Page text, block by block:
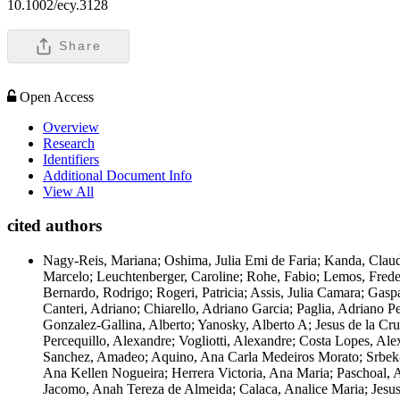
10.1002/ecy.3128
Share
Open Access
Overview
Research
Identifiers
Additional Document Info
View All
cited authors
Nagy-Reis, Mariana; Oshima, Julia Emi de Faria; Kanda, Claudia Zukeran; Palmeira, Francesca Belem Lopes; de Melo, Fabiano Rodrigues; Morato, Ronaldo Goncalves; Bonjorne, Lilian; Magioli, Marcelo; Leuchtenberger, Caroline; Rohe, Fabio; Lemos, Frederico Gemesio; Martello, Felipe; Alves-Eigenheer, Milene; da Silva, Rafaela Aparecida; Silveira dos Santos, Juliana; Priante, Camila Fatima; Bernardo, Rodrigo; Rogeri, Patricia; Assis, Julia Camara; Gaspar, Lucas Pacciullio; Tonetti, Vinicius Rodrigues; Trinca, Cristiano Trape; Ribeiro, Adauto de Souza; Bocchiglieri, Adriana; Hass, Adriani; Canteri, Adriano; Chiarello, Adriano Garcia; Paglia, Adriano Pereira; Pereira, Adriele Aparecida; de Souza, Agnis Cristiane; Gatica, Ailin; Medeiro, Akyllam Zoppi; Eriksson, Alan; Costa, Alan Nilo; Gonzalez-Gallina, Alberto; Yanosky, Alberto A; Jesus de la Cruz, Alejandro; Bertassoni, Alessandra; Bager, Alex; Bovo, Alex Augusto Abreu; Cravino Mol, Alexandra; Bezerra, Alexandra Maria Ramos; Percequillo, Alexandre; Vogliotti, Alexandre; Costa Lopes, Alexandre Martins; Keuroghlian, Alexine; Zuniga Hartley, Alfonso Christopher; Devlin, Allison L; de Paula, Almir; Garcia-Olaechea, Alvaro; Sanchez, Amadeo; Aquino, Ana Carla Medeiros Morato; Srbek-Araujo, Ana Carolina; Ochoa, Ana Cecilia; Tomazzoni, Ana Cristina; Lacerda, Ana Cristyna Reis; Bacellar, Ana Elisa de Faria; Campelo, Ana Kellen Nogueira; Herrera Victoria, Ana Maria; Paschoal, Ana Maria de Oliveira; Potrich, Ana Paula; Gomes, Ana Paula Nascimento; Olimpio, Ana Priscila Medeiros; Cunha Costa, Ana Raissa; Jacomo, Anah Tereza de Almeida; Calaca, Analice Maria; Jesus, Anamelia Souza; de Barros Barban, Ananda; Feijo, Anderson; Pagoto, Anderson; Rolim, Anderson Claudino; Hermann, Andiara Paula; Souza, Andiara Silos Moraes de Castro E; Chein Alonso, Andre; Monteiro, Andre; Mendonca, Andre Faria; Luza, Andre Luis; Moura, Andre Luis Botelho; da Silva, Andre Luiz Ferreira; Lanna, Andre Monnerat; Antunes, Andre Pinassi; Nunes, Andre Valle; Dechner, Andrea; Carvalho, Andrea Siqueira; Novaro, Andres Jose; Scabin, Andressa Barbara; Gatti, Andressa; Nobre, Andrezza Bellotto; Montanarin, Anelise; Deffaci, Angela Camila; de Albuquerque, Anna Carolina Figueiredo; Mangione, Antonio Marcelo; Pinto, Antonio Millas Silva; Mendes Pontes, Antonio Rossano; Bertoldi, Ariane Teixeira; Calouro, Armando Muniz; Fernandes, Arthur; Ferreira, Arystene Nicodemo; Ferreguetti, Atilla Colombo; Rosa, Augusto Lisboa Martins; Banhos, Aureo; Francisco, Beatriz da Silva de Souza; Cezila, Beatriz Azevedo; Beisiegel, Beatriz de Mello; de Thoisy, Benoit; Ingberman, Bianca; Neves, Bianca dos Santos; Pereira-Silva, Brenda; Bertagni de Camargo, Bruna; Andrade, Bruna da Silva; Santos, Bruna Silva; Leles, Bruno; Torres Parahyba Campos, Bruno Augusto; Kubiak, Bruno Busnello; Franca, Bruno Rodrigo de Albuquerque; Saranholi, Bruno Henrique; Pereira Mendes, Calebe; Cantagallo Devids, Camila; Pianca, Camila; Rodrigues, Camila; Islas, Camila Alvez; de Lima, Camilla Angelica; de Lima, Camilo Ribeiro; Gestich, Carla Cristina; Tedesco, Carla Denise; De Angelo, Carlos; Fonseca, Carlos; Hass,